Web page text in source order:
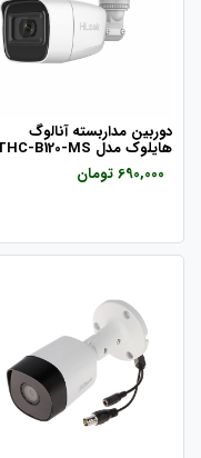
دوربین مداربسته آنالوگ
هایلوک مدل THC-B120-MS
690,000 تومان